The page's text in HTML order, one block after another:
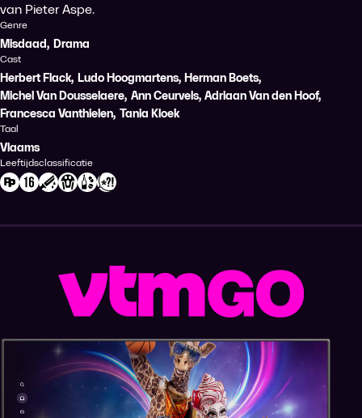
van Pieter Aspe.
Genre
Misdaad, Drama
Cast
Herbert Flack, Ludo Hoogmartens, Herman Boets,
Michel Van Dousselaere, Ann Ceurvels, Adriaan Van den Hoof,
Francesca Vanthielen, Tania Kloek
Taal
Vlaams
Leeftijdsclassificatie